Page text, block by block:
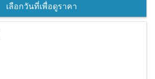
เลือกวันที่เพื่อดูราคา